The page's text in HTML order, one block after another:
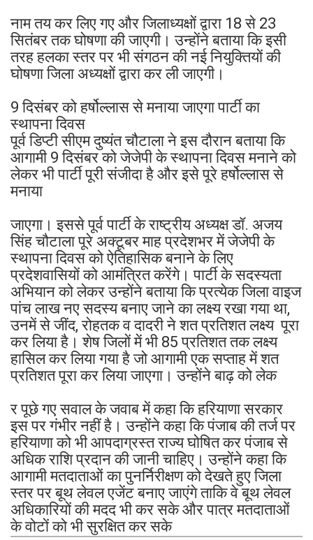
नाम तय कर लिए गए और जिलाध्यक्षों द्वारा 18 से 23
सितंबर तक घोषणा की जाएगी। उन्होंने बताया कि इसी
तरह हलका स्तर पर भी संगठन की नई नियुक्तियों की
घोषणा जिला अध्यक्षों द्वारा कर ली जाएगी।
9 दिसंबर को हर्षोल्लास से मनाया जाएगा पार्टी का
स्थापना दिवस
पूर्व डिप्टी सीएम दुष्यंत चौटाला ने इस दौरान बताया कि
आगामी 9 दिसंबर को जेजेपी के स्थापना दिवस मनाने को
लेकर भी पार्टी पूरी संजीदा है और इसे पूरे हर्षोल्लास से
मनाया
जाएगा। इससे पूर्व पार्टी के राष्ट्रीय अध्यक्ष डॉ. अजय
सिंह चौटाला पूरे अक्टूबर माह प्रदेशभर में जेजेपी के
स्थापना दिवस को ऐतिहासिक बनाने के लिए
प्रदेशवासियों को आमंत्रित करेंगे। पार्टी के सदस्यता
अभियान को लेकर उन्होंने बताया कि प्रत्येक जिला वाइज
पांच लाख नए सदस्य बनाए जाने का लक्ष्य रखा गया था,
उनमें से जींद, रोहतक व दादरी ने शत प्रतिशत लक्ष्य पूरा
कर लिया है। शेष जिलों में भी 85 प्रतिशत तक लक्ष्य
हासिल कर लिया गया है जो आगामी एक सप्ताह में शत
प्रतिशत पूरा कर लिया जाएगा। उन्होंने बाढ़ को लेक
र पूछे गए सवाल के जवाब में कहा कि हरियाणा सरकार
इस पर गंभीर नहीं है। उन्होंने कहा कि पंजाब की तर्ज पर
हरियाणा को भी आपदाग्रस्त राज्य घोषित कर पंजाब से
अधिक राशि प्रदान की जानी चाहिए। उन्होंने कहा कि
आगामी मतदाताओं का पुनर्निरीक्षण को देखते हुए जिला
स्तर पर बूथ लेवल एजेंट बनाए जाएंगे ताकि वे बूथ लेवल
अधिकारियों की मदद भी कर सके और पात्र मतदाताओं
के वोटों को भी सुरक्षित कर सके